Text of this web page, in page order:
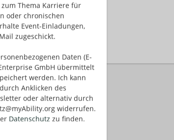
Thema Karriere für
oder chronischen
Event-Einladungen,
zugeschickt.
Daten (E-
GmbH übermittelt
werden. Ich kann
Anklicken des
oder alternativ durch
widerrufen.
Datenschutz zu finden.
Jobs gefunden.